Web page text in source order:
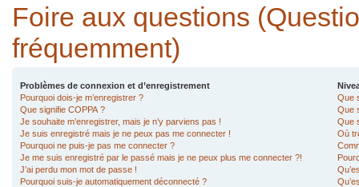
Foire aux questions
fréquemment)
Problèmes de connexion et d’enregistrement
Pourquoi dois-je m’enregistrer ?
Que signifie COPPA ?
Je souhaite m’enregistrer, mais je n’y parviens pas !
Je suis enregistré mais je ne peux pas me connecter !
Pourquoi ne puis-je pas me connecter ?
Je me suis enregistré par le passé mais je ne peux plus me connecter ?!
J’ai perdu mon mot de passe !
Pourquoi suis-je automatiquement déconnecté ?
Que
Que
Que
Où